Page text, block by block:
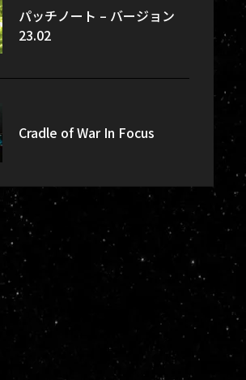
パッチノート – バージョン
23.02
Cradle of War In Focus